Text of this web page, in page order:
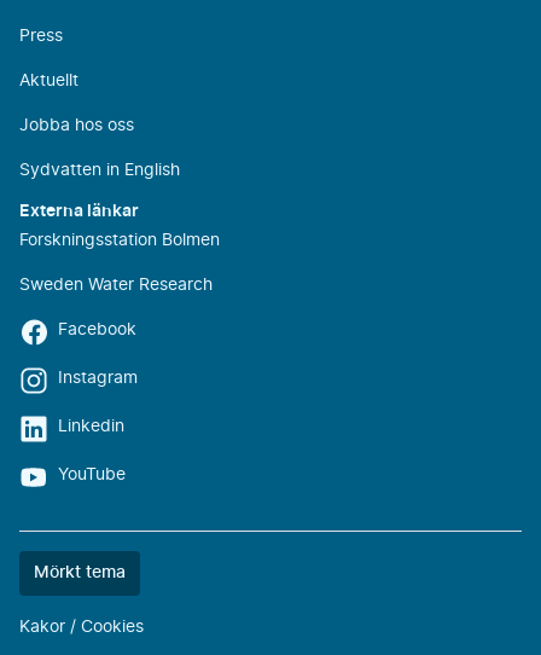
Press
Aktuellt
Jobba hos oss
Sydvatten in English
Externa länkar
Forskningsstation Bolmen
Sweden Water Research
Facebook
Instagram
Linkedin
YouTube
Färgtemat
Mörkt tema
Kakor / Cookies